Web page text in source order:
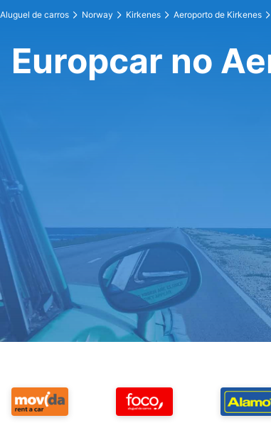
Aluguel de carros Norway Kirkenes Aeroporto de Kirkenes
Europcar no